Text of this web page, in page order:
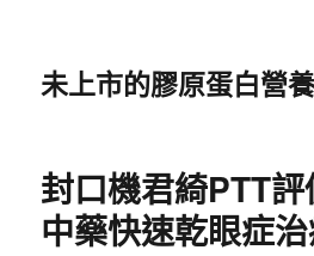
未上市的膠原蛋白營
封口機君綺PTT
中藥快速乾眼症